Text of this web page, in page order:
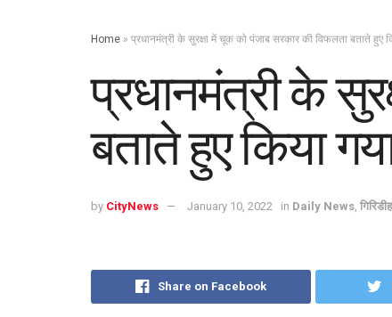
Home » प्रधानमंत्री के सुरक्षा में चूक को पंजाब सरकार की विफलता बताते हुए
प्रधानमंत्री के
बताते हुए किया
by CityNews January 10, 2022 in Daily News, गिरिडीह
Share on Facebook